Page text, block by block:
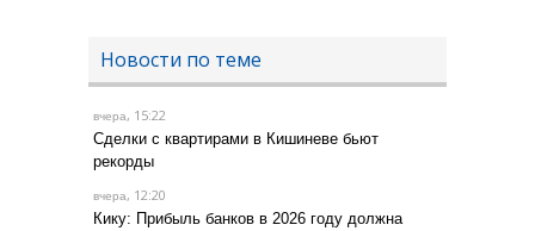
Новости по теме
вчера, 15:22
Сделки с квартирами в Кишиневе бьют
рекорды
вчера, 12:20
Кику: Прибыль банков в 2026 году должна